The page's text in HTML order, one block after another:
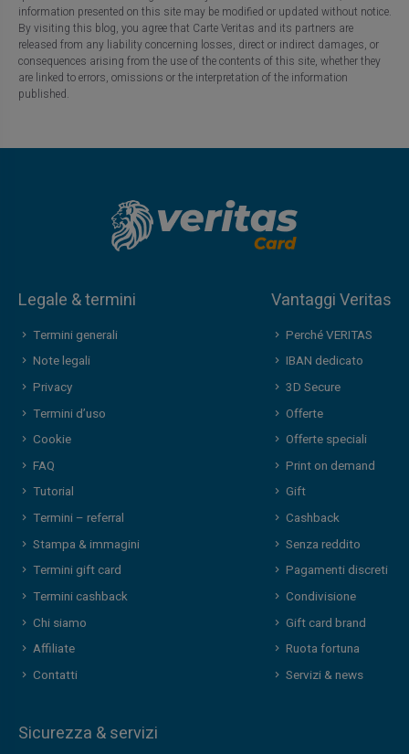
information presented on this site may be modified or updated without notice.
By visiting this blog, you agree that Carte Veritas and its partners are
released from any liability concerning losses, direct or indirect damages, or
consequences arising from the use of the contents of this site, whether they
are linked to errors, omissions or the interpretation of the information
published.
Legale & termini
Termini generali
Note legali
Privacy
Termini d’uso
Cookie
FAQ
Tutorial
Termini – referral
Stampa & immagini
Termini gift card
Termini cashback
Chi siamo
Affiliate
Contatti
Vantaggi Veritas
Perché VERITAS
IBAN dedicato
3D Secure
Offerte
Offerte speciali
Print on demand
Gift
Cashback
Senza reddito
Pagamenti discreti
Condivisione
Gift card brand
Ruota fortuna
Servizi & news
Sicurezza & servizi